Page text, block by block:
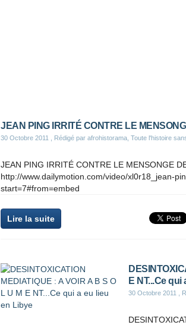
JEAN PING IRRITÉ CONTRE LE
30 Octobre 2011 , Rédigé par afrohistorama, Toute l'histoire
JEAN PING IRRITÉ CONTRE LE MENSONGE
http://www.dailymotion.com/video/xl0r18_jean-
start=7#from=embed
Lire la suite
E NT...Ce
30 Octobre 2011 ,